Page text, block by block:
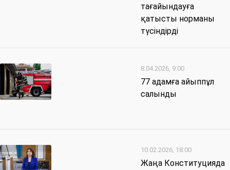
тағайындауға
қатысты норманы
түсіндірді
8.04.2026, 9:00
77 адамға айыппұл
салынды
10.02.2026, 18:00
Жаңа Конституцияда